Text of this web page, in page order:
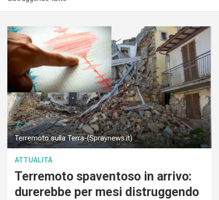
Terremoto sulla Terra-(Spraynews.it)
ATTUALITÀ
Terremoto spaventoso in arrivo:
durerebbe per mesi distruggendo